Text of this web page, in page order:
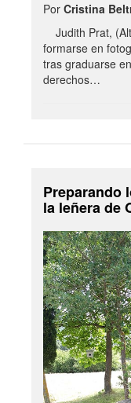
Por Cristina
Judith Prat,
formarse en
tras graduarse
derechos…
Preparando
la leñera de